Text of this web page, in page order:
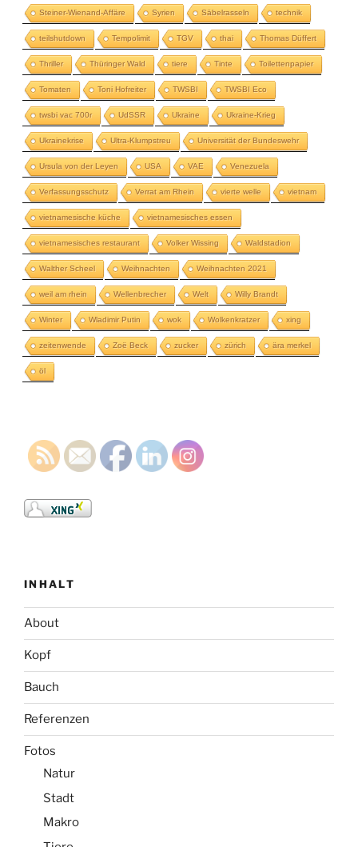
Steiner-Wienand-Affäre Syrien Säbelrasseln technik
teilshutdown Tempolimit TGV thai Thomas Düffert
Thriller Thüringer Wald tiere Tinte Toilettenpapier
Tomaten Toni Hofreiter TWSBI TWSBI Eco
twsbi vac 700r UdSSR Ukraine Ukraine-Krieg
Ukrainekrise Ultra-Klumpstreu Universität der Bundeswehr
Ursula von der Leyen USA VAE Venezuela
Verfassungsschutz Verrat am Rhein vierte welle vietnam
vietnamesische küche vietnamesisches essen
vietnamesisches restaurant Volker Wissing Waldstadion
Walther Scheel Weihnachten Weihnachten 2021
weil am rhein Wellenbrecher Welt Willy Brandt
Winter Wladimir Putin wok Wolkenkratzer xing
zeitenwende Zoë Beck zucker zürich ära merkel
öl
INHALT
About
Kopf
Bauch
Referenzen
Fotos
Natur
Stadt
Makro